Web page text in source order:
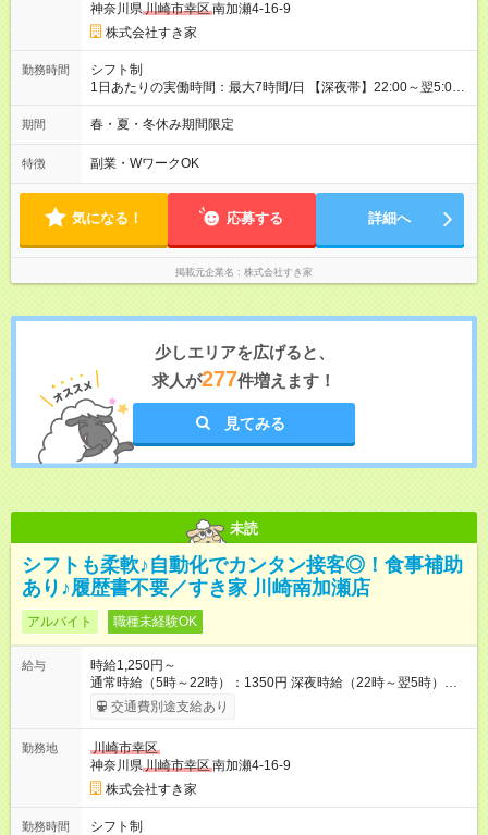
神奈川県川崎市幸区南加瀬4-16-9
株式会社すき家
勤務時間
シフト制
1日あたりの実働時間：最大7時間/日 【深夜帯】22:00～翌5:00
週2日～・1日2h～OK◎ ※22:00から翌5:00までは18歳以上の方
のみ勤務可能です（18歳未満の深夜業務禁止のため） ★深夜で
す。 必ず、2名以上での勤務を行いますので、安心して働けま
す。
期間 春・夏・冬休み期間限定
特徴 副業・WワークOK
気になる！ 応募する 詳細へ
掲載元企業名 株式会社すき家
少しエリアを広げると、
求人が277件増えます！
見てみる
未読
シフトも柔軟♪自動化でカンタン接客◎！食事補助
あり♪履歴書不要／すき家 川崎南加瀬店
アルバイト 職種未経験OK
給与
時給1,250円～
通常時給（5時～22時）：1350円 深夜時給（22時～翌5時）：
1688円 高校生時給：1250円 【特別手当】早朝手当（5：00-9：
00）時給+150円 【試用期間】試用期間あり 試用期間の長さ：1
30日（※条件変更なし）ですが、切り上げで一ヶ月とさせてい
ただきます。 研修制度あり：15時間(研修中も同時給）
交通費別途支給あり
勤務地
川崎市幸区
神奈川県川崎市幸区南加瀬4-16-9
株式会社すき家
勤務時間
シフト制